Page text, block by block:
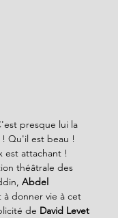
presque lui la
Qu'il est beau !
attachant !
théâtrale des
Abdel
à donner vie à cet
de David Levet